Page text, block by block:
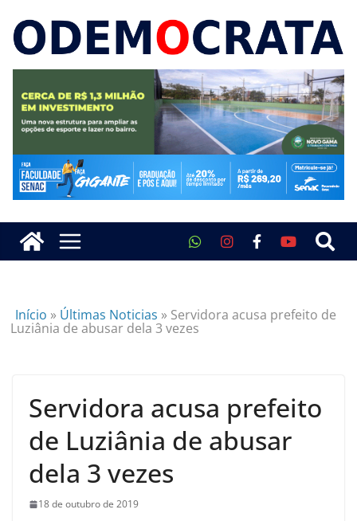
Início » Últimas Noticias » Servidora acusa prefeito de
Luziânia de abusar dela 3 vezes
Servidora acusa prefeito
de Luziânia de abusar
dela 3 vezes
18 de outubro de 2019